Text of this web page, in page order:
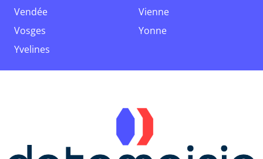
Vendée
Vienne
Vosges
Yonne
Yvelines